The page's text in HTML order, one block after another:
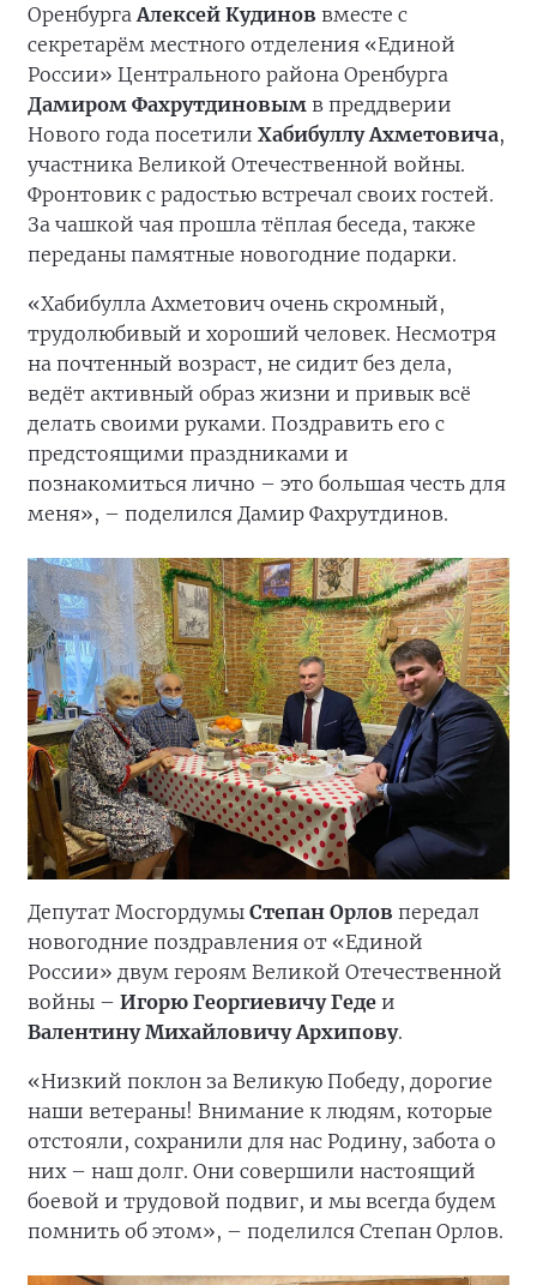
Оренбурга Алексей Кудинов вместе с
секретарём местного отделения «Единой
России» Центрального района Оренбурга
Дамиром Фахрутдиновым в преддверии
Нового года посетили Хабибуллу Ахметовича,
участника Великой Отечественной войны.
Фронтовик с радостью встречал своих гостей.
За чашкой чая прошла тёплая беседа, также
переданы памятные новогодние подарки.
«Хабибулла Ахметович очень скромный,
трудолюбивый и хороший человек. Несмотря
на почтенный возраст, не сидит без дела,
ведёт активный образ жизни и привык всё
делать своими руками. Поздравить его с
предстоящими праздниками и
познакомиться лично – это большая честь для
меня», – поделился Дамир Фахрутдинов.
Депутат Мосгордумы Степан Орлов передал
новогодние поздравления от «Единой
России» двум героям Великой Отечественной
войны – Игорю Георгиевичу Геде и
Валентину Михайловичу Архипову.
«Низкий поклон за Великую Победу, дорогие
наши ветераны! Внимание к людям, которые
отстояли, сохранили для нас Родину, забота о
них – наш долг. Они совершили настоящий
боевой и трудовой подвиг, и мы всегда будем
помнить об этом», – поделился Степан Орлов.